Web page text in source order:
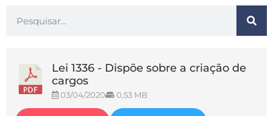
Lei 1336 - Dispõe sobre a criação de
cargos
03/04/2020 0,53 MB